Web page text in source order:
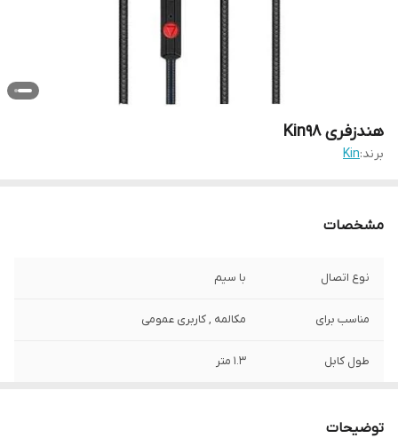
هندزفری Kin98
برند:Kin
مشخصات
نوع اتصال با سیم
مناسب برای مکالمه , کاربری عمومی
طول کابل 1.3 متر
توضیحات